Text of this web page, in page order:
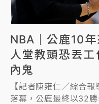
NBA｜公鹿10
人堂教頭恐丟
內鬼
【記者陳雍仁／綜合
落幕，公鹿最終以32